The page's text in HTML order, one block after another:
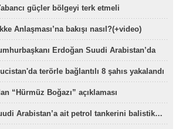
güçler bölgeyi terk etmeli
Anlaşması’na bakışı nasıl?(+video)
Erdoğan Suudi Arabistan’da
terörle bağlantılı 8 şahıs yakalandı
“Hürmüz Boğazı” açıklaması
Arabistan’a ait petrol tankerini balistik…